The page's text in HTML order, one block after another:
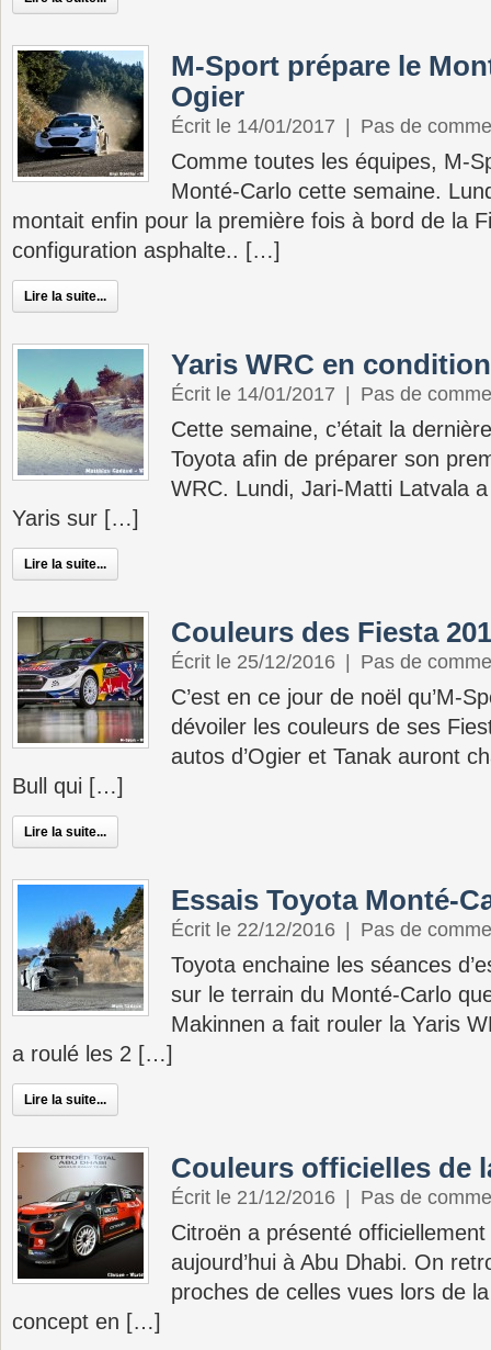
M-Sport prépare le
Ogier
Écrit le 14/01/2017 Pas de
Comme toutes les équipes, M-
Monté-Carlo cette semaine.
montait enfin pour la première fois à bord de la
configuration asphalte.. […]
Lire la suite...
Yaris WRC en
Écrit le 14/01/2017 Pas de
Cette semaine, c’était la
Toyota afin de préparer son
WRC. Lundi, Jari-Matti Latvala
Yaris sur […]
Lire la suite...
Couleurs des Fiesta
Écrit le 25/12/2016 Pas de
C’est en ce jour de noël qu’M-
dévoiler les couleurs de ses
autos d’Ogier et Tanak auront
Bull qui […]
Lire la suite...
Essais Toyota Monté-
Écrit le 22/12/2016 Pas de
Toyota enchaine les séances
sur le terrain du Monté-Carlo
Makinnen a fait rouler la Yaris
a roulé les 2 […]
Lire la suite...
Couleurs officielles de
Écrit le 21/12/2016 Pas de
Citroën a présenté
aujourd’hui à Abu Dhabi. On
proches de celles vues lors de
concept en […]